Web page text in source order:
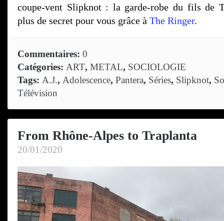
coupe-vent Slipknot : la garde-robe du fils de
plus de secret pour vous grâce à The Ringer.
Commentaires: 0
Catégories: ART, METAL, SOCIOLOGIE
Tags: A.J., Adolescence, Pantera, Séries, Slipknot,
Télévision
From Rhône-Alpes to Traplanta
20/01/2020